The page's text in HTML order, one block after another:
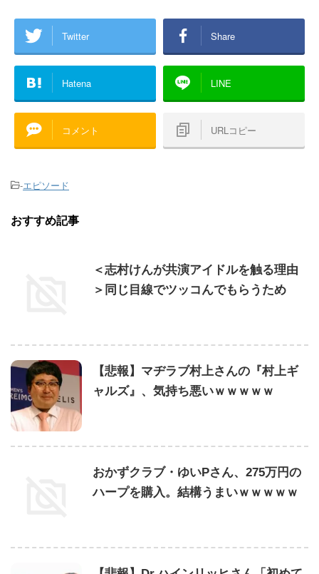
Twitter Share
Hatena LINE
コメント URLコピー
-エピソード
おすすめ記事
＜志村けんが共演アイドルを触る理由
＞同じ目線でツッコんでもらうため
【悲報】マヂラブ村上さんの『村上ギ
ャルズ』、気持ち悪いｗｗｗｗｗ
おかずクラブ・ゆいPさん、275万円の
ハープを購入。結構うまいｗｗｗｗｗ